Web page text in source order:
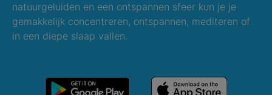
natuurgeluiden en een ontspannen sfeer kun je je
gemakkelijk concentreren, ontspannen, mediteren of
in een diepe slaap vallen.